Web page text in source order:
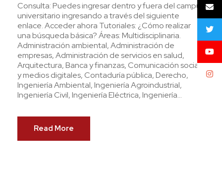
Consulta: Puedes ingresar dentro y fuera del campus
universitario ingresando a través del siguiente
enlace. Acceder ahora Tutoriales: ¿Cómo realizar
una búsqueda básica? Áreas: Multidisciplinaria.
Administración ambiental, Administración de
empresas, Administración de servicios en salud,
Arquitectura, Banca y finanzas, Comunicación social
y medios digitales, Contaduría pública, Derecho,
Ingeniería Ambiental, Ingeniería Agroindustrial,
Ingeniería Civil, Ingeniería Eléctrica, Ingeniería...
Read More